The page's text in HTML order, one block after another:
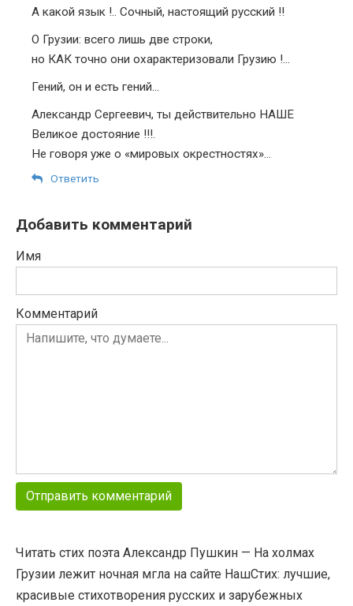
А какой язык !.. Сочный, настоящий русский !!
О Грузии: всего лишь две строки,
но КАК точно они охарактеризовали Грузию !…
Гений, он и есть гений…
Александр Сергеевич, ты действительно НАШЕ
Великое достояние !!!.
Не говоря уже о «мировых окрестностях»…
Ответить
Добавить комментарий
Имя
Комментарий
Читать стих поэта Александр Пушкин — На холмах
Грузии лежит ночная мгла на сайте НашСтих: лучшие,
красивые стихотворения русских и зарубежных